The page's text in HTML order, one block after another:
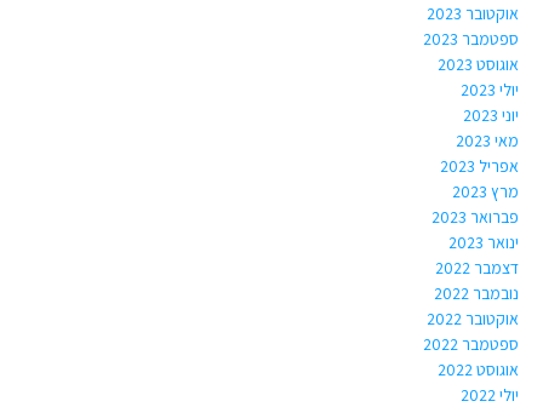
אוקטובר 2023
ספטמבר 2023
אוגוסט 2023
יולי 2023
יוני 2023
מאי 2023
אפריל 2023
מרץ 2023
פברואר 2023
ינואר 2023
דצמבר 2022
נובמבר 2022
אוקטובר 2022
ספטמבר 2022
אוגוסט 2022
יולי 2022